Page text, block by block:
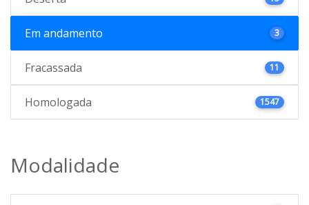
Em andamento 3
Fracassada 11
Homologada 1547
Modalidade